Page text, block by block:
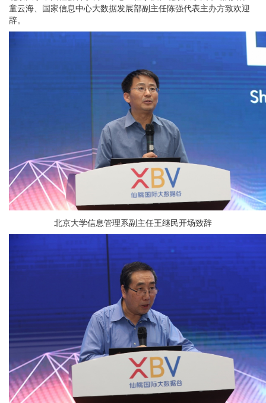
童云海、国家信息中心大数据发展部副主任陈强代表主办方致欢迎
辞。
北京大学信息管理系副主任王继民开场致辞